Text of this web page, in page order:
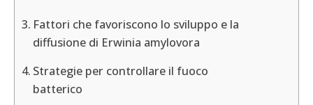
Fattori che favoriscono lo sviluppo e la
diffusione di Erwinia amylovora
Strategie per controllare il fuoco
batterico